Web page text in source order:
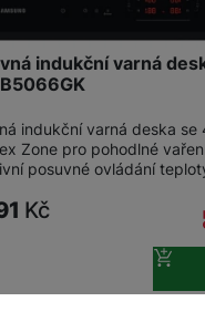
indukční varná
indukční varná deska se
Zone pro pohodlné
posuvné ovládání
Kč